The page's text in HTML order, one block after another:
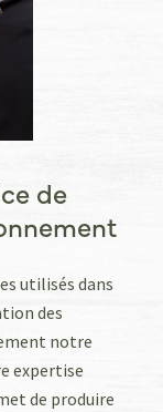
de
utilisés dans
des
notre
expertise
de produire